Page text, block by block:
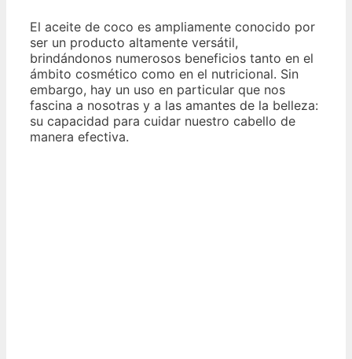
El aceite de coco es ampliamente conocido por
ser un producto altamente versátil,
brindándonos numerosos beneficios tanto en el
ámbito cosmético como en el nutricional. Sin
embargo, hay un uso en particular que nos
fascina a nosotras y a las amantes de la belleza:
su capacidad para cuidar nuestro cabello de
manera efectiva.